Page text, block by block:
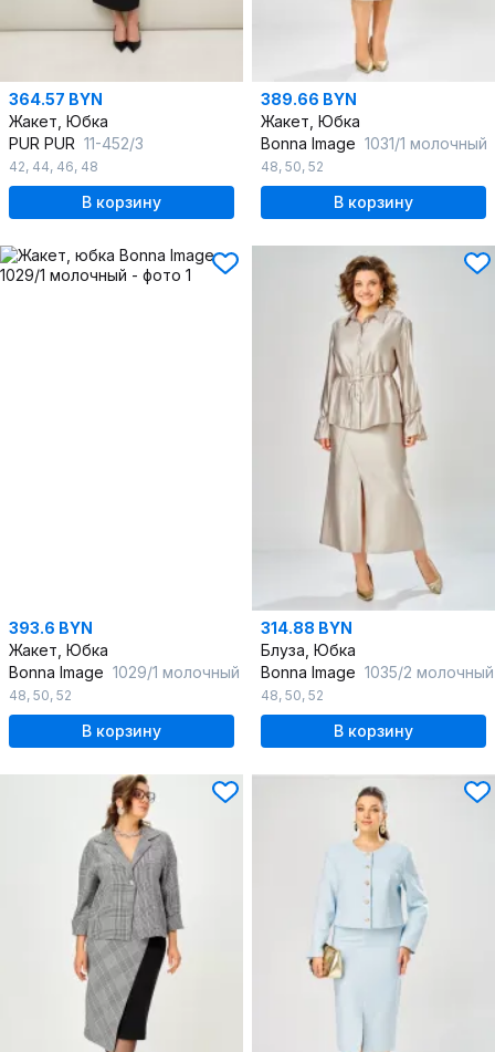
364.57 BYN
Жакет, Юбка
PUR PUR 11-452/3
42, 44, 46, 48
В корзину
389.66 BYN
Жакет, Юбка
Bonna Image 1031/1 молочный
48, 50, 52
В корзину
393.6 BYN
Жакет, Юбка
Bonna Image 1029/1 молочный
48, 50, 52
В корзину
314.88 BYN
Блуза, Юбка
Bonna Image 1035/2 молочный
48, 50, 52
В корзину